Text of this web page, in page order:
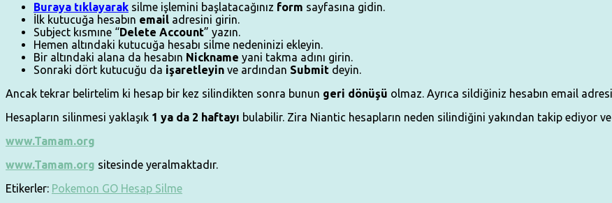
Buraya tıklayarak silme işlemini başlatacağınız form sayfasına gidin.
İlk kutucuğa hesabın email adresini girin.
Subject kısmıne “Delete Account” yazın.
Hemen altındaki kutucuğa hesabı silme nedeninizi ekleyin.
Bir altındaki alana da hesabın Nickname yani takma adını girin.
Sonraki dört kutucuğu da işaretleyin ve ardından Submit deyin.
Ancak tekrar belirtelim ki hesap bir kez silindikten sonra bunun geri dönüşü olmaz. Ayrıca sildiğiniz hesabın email
Hesapların silinmesi yaklaşık 1 ya da 2 haftayı bulabilir. Zira Niantic hesapların neden silindiğini yakından takip ediyor
www.Tamam.org
www.Tamam.org sitesinde yeralmaktadır.
Etikerler: Pokemon GO Hesap Silme